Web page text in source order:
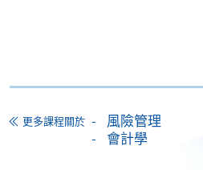
申請/報讀指南 :
-短期課程
更多課程關於
風險管理
會計學